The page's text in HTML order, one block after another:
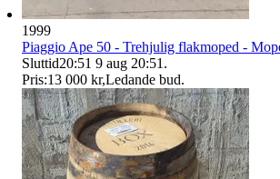
1999
Piaggio Ape 50 - Trehjulig flakmoped -
Sluttid20:51 9 aug 20:51 .
Pris:13 000 kr,Ledande bud.